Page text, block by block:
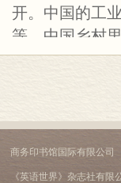
THE JAPANESE
WAR-TIME ECONOMIC
开。中国的工
等，中国乡村
削，一方面因
不少天是无事
那是多么可惜
出来东西，可
商务印书馆国际有限公司
《英语世界》杂志社有限